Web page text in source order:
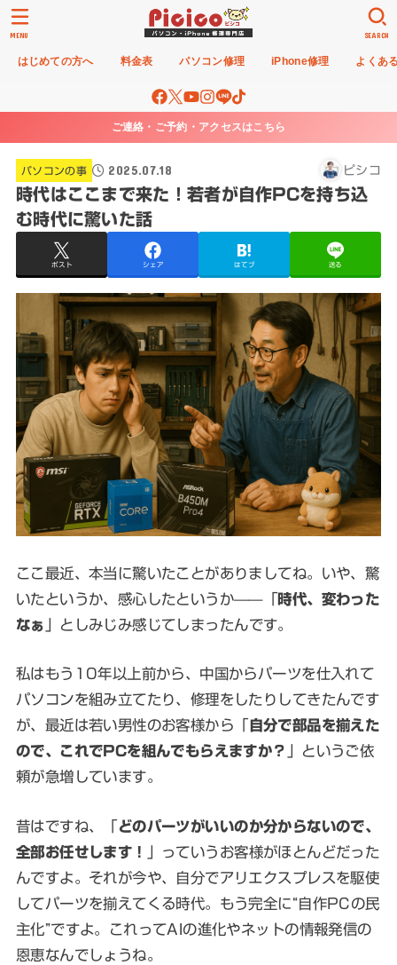
はじめての方へ 料金表 パソコン修理 iPhone修理 よくあ
SEARCH
MENU
ご連絡・ご予約・アクセスはこちら
パソコンの事 2025.07.18 ピシコ
時代はここまで来た！若者が自作PCを持ち込
む時代に驚いた話
ポスト シェア はてブ 送る
ここ最近、本当に驚いたことがありましてね。いや、驚
いたというか、感心したというか——「時代、変わった
なぁ
」としみじみ感じてしまったんです。
私はもう10年以上前から、中国からパーツを仕入れて
パソコンを組み立てたり、修理をしたりしてきたんです
が、最近は若い男性のお客様から「自分で部品を揃えた
ので、これでPCを組んでもらえますか？
」というご依
頼が急増しています。
昔はですね、「どのパーツがいいのか分からないので、
全部お任せします！
」っていうお客様がほとんどだった
んですよ。それが今や、自分でアリエクスプレスを駆使
してパーツを揃えてくる時代。もう完全に“自作PCの民
主化”ですよ。これってAIの進化やネットの情報発信の
恩恵なんでしょうね。